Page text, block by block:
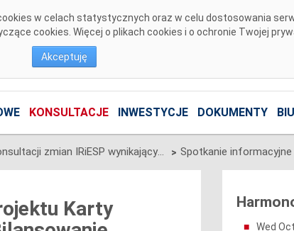
w celach statystycznych oraz w celu dostosowania
cookies. Więcej o plikach cookies i o ochronie Twojej
Akceptuję
KONSULTACJE INWESTYCJE DOKUMENTY
Proces konsultacji zmian IRiESP wynikających z projektu Karty aktualizacji nr CB/21/2018 IRiESP- Bilansowanie >
Karty
Wed